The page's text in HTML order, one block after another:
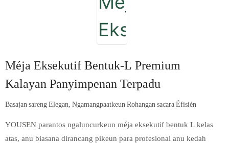
Méja Eksekutif Bentuk-L Premium
Kalayan Panyimpenan Terpadu
Basajan sareng Elegan, Ngamangpaatkeun Rohangan sacara Éfisién
YOUSEN parantos ngaluncurkeun méja eksekutif bentuk L kelas
atas, anu biasana dirancang pikeun para profesional anu kedah